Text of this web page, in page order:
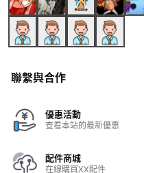
聯繫與合作
優惠活動
查看本站的最新優惠
配件商城
在線購買XX配件